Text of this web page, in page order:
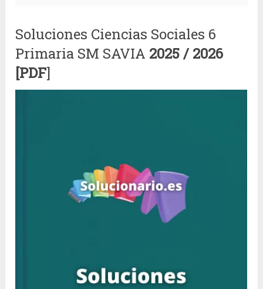
Soluciones Ciencias Sociales 6
Primaria SM SAVIA 2025 / 2026
[PDF]